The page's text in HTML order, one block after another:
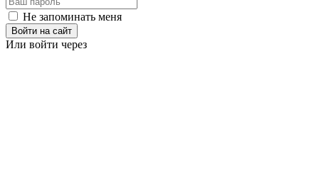
Не запоминать меня
Войти на сайт
Или войти через